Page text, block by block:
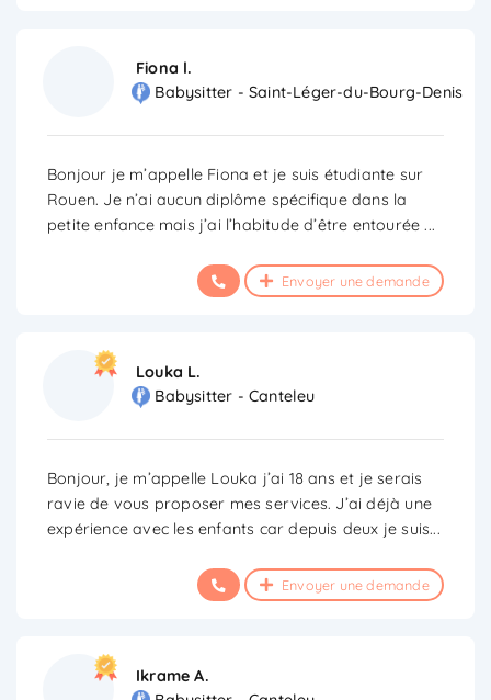
Fiona l.
Babysitter - Saint-Léger-du-Bourg-Denis
Bonjour je m’appelle Fiona et je suis étudiante sur
Rouen. Je n’ai aucun diplôme spécifique dans la
petite enfance mais j’ai l’habitude d’être entourée...
Envoyer une demande
Louka L.
Babysitter - Canteleu
Bonjour, je m’appelle Louka j’ai 18 ans et je serais
ravie de vous proposer mes services. J’ai déjà une
expérience avec les enfants car depuis deux je suis...
Envoyer une demande
Ikrame A.